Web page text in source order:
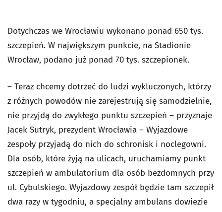
Dotychczas we Wrocławiu wykonano ponad 650 tys.
szczepień. W największym punkcie, na Stadionie
Wrocław, podano już ponad 70 tys. szczepionek.
– Teraz chcemy dotrzeć do ludzi wykluczonych, którzy
z różnych powodów nie zarejestrują się samodzielnie,
nie przyjdą do zwykłego punktu szczepień – przyznaje
Jacek Sutryk, prezydent Wrocławia – Wyjazdowe
zespoły przyjadą do nich do schronisk i noclegowni.
Dla osób, które żyją na ulicach, uruchamiamy punkt
szczepień w ambulatorium dla osób bezdomnych przy
ul. Cybulskiego. Wyjazdowy zespół będzie tam szczepił
dwa razy w tygodniu, a specjalny ambulans dowiezie